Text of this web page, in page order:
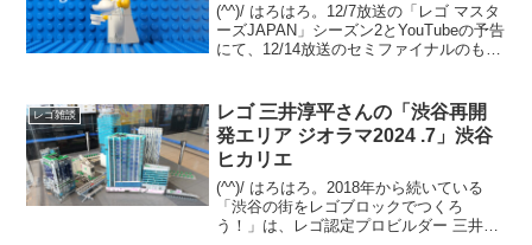
(^^)/ はろはろ。12/7放送の「レゴ マスタ
ーズJAPAN」シーズン2とYouTubeの予告
にて、12/14放送のセミファイナルのもう
ァイナルでは、既存セ...
レゴ雑談
レゴ 三井淳平さんの「渋谷再開
発エリア ジオラマ2024 .7」渋谷
ヒカリエ
(^^)/ はろはろ。2018年から続いている
「渋谷の街をレゴブロックでつくろ
う！」は、レゴ認定プロビルダー 三井淳